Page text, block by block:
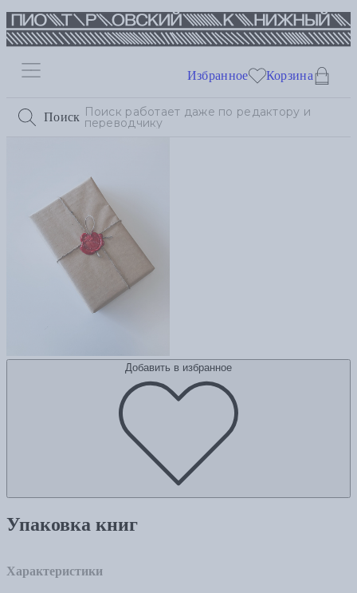
Поиск
Избранное Корзина
Добавить в избранное
Упаковка книг
Характеристики